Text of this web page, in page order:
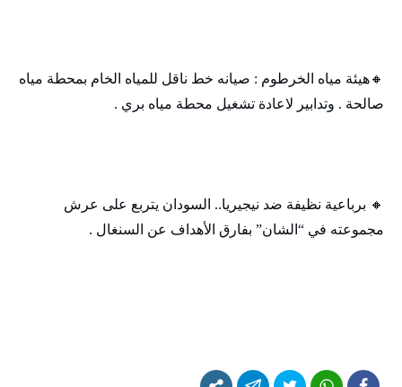
🔸هيئة مياه الخرطوم : صيانه خط ناقل للمياه الخام بمحطة مياه
صالحة . وتدابير لاعادة تشغيل محطة مياه بري .
🔸 برباعية نظيفة ضد نيجيريا.. السودان يتربع على عرش
مجموعته في “الشان” بفارق الأهداف عن السنغال .